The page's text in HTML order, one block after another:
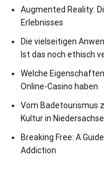
Augmented Reality:
Erlebnisses
Die vielseitigen
Ist das noch ethisch
Welche
Online-Casino haben
Vom Badetourismus
Kultur in
Breaking Free: A
Addiction